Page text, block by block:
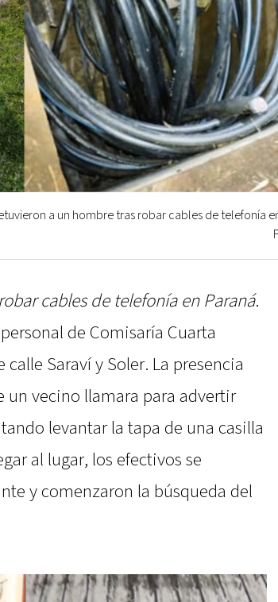
a un hombre tras robar cables de telefonía
cables de telefonía en Paraná.
de Comisaría Cuarta
Saraví y Soler. La presencia
vecino llamara para advertir
levantar la tapa de una casilla
al lugar, los efectivos se
y comenzaron la búsqueda del